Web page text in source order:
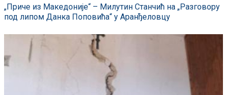
„Приче из Македоније“ – Милутин Станчић на „Разговору
под липом Данка Поповића“ у Аранђеловцу